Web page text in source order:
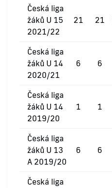
Česká liga
žáků U 15
2021/22
21 21
Česká liga
žáků U 14
2020/21
6 6
Česká liga
žáků U 14
2019/20
1 1
Česká liga
žáků U 13
A 2019/20
6 6
Česká liga